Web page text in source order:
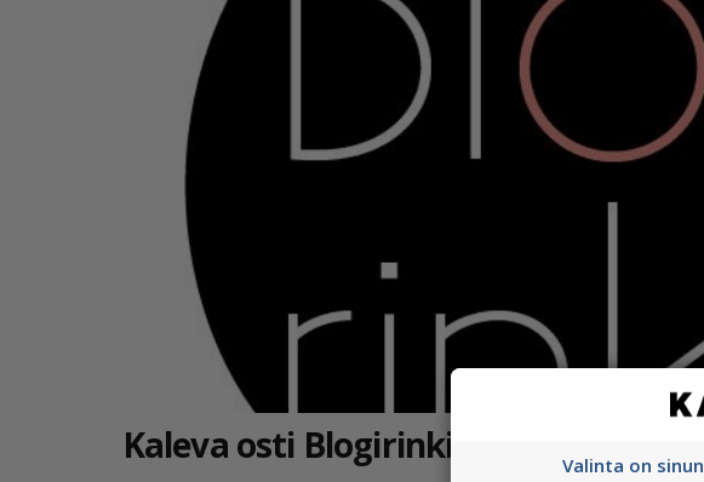
Kaleva osti Blogirinki Media Oy:nValinta on sinun